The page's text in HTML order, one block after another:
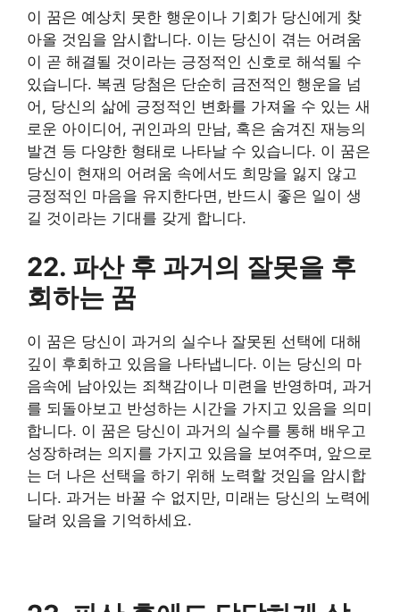
이 꿈은 예상치 못한 행운이나 기회가 당신에게 찾
아올 것임을 암시합니다. 이는 당신이 겪는 어려움
이 곧 해결될 것이라는 긍정적인 신호로 해석될 수
있습니다. 복권 당첨은 단순히 금전적인 행운을 넘
어, 당신의 삶에 긍정적인 변화를 가져올 수 있는 새
로운 아이디어, 귀인과의 만남, 혹은 숨겨진 재능의
발견 등 다양한 형태로 나타날 수 있습니다. 이 꿈은
당신이 현재의 어려움 속에서도 희망을 잃지 않고
긍정적인 마음을 유지한다면, 반드시 좋은 일이 생
길 것이라는 기대를 갖게 합니다.
22. 파산 후 과거의 잘못을 후
회하는 꿈
이 꿈은 당신이 과거의 실수나 잘못된 선택에 대해
깊이 후회하고 있음을 나타냅니다. 이는 당신의 마
음속에 남아있는 죄책감이나 미련을 반영하며, 과거
를 되돌아보고 반성하는 시간을 가지고 있음을 의미
합니다. 이 꿈은 당신이 과거의 실수를 통해 배우고
성장하려는 의지를 가지고 있음을 보여주며, 앞으로
는 더 나은 선택을 하기 위해 노력할 것임을 암시합
니다. 과거는 바꿀 수 없지만, 미래는 당신의 노력에
달려 있음을 기억하세요.